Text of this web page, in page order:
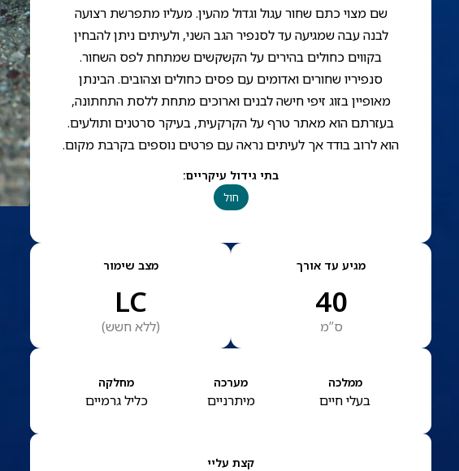
שם מצוי כתם שחור עגול וגדול מהעין. מעליו מתפרשת רצועה
לבנה עבה שמגיעה עד לסנפיר הגב השני, ולעיתים ניתן להבחין
בקווים כחולים בהירים על הקשקשים שמתחת לפס השחור.
סנפיריו שחורים ואדומים עם פסים כחולים וצהובים. הבינתן
מאופיין בזוג זיפי חישה לבנים וארוכים מתחת ללסת התחתונה,
בעזרתם הוא מאתר טרף על הקרקעית, בעיקר סרטנים ותולעים.
הוא לרוב בודד אך לעיתים נראה עם פרטים נוספים בקרבת מקום.
בתי גידול עיקריים:
חול
מגיע עד אורך
40
ס”מ
מצב שימור
LC
(ללא חשש)
ממלכה
בעלי חיים
מערכה
מיתרניים
מחלקה
כליל גרמיים
קצת עליי